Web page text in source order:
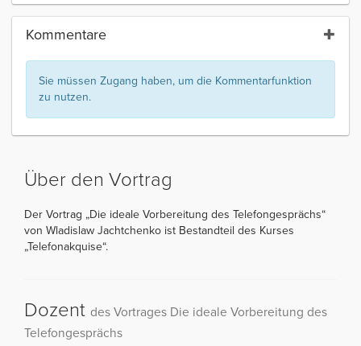
Kommentare
Sie müssen Zugang haben, um die Kommentarfunktion
zu nutzen.
Über den Vortrag
Der Vortrag „Die ideale Vorbereitung des Telefongesprächs“
von Wladislaw Jachtchenko ist Bestandteil des Kurses
„Telefonakquise“.
Dozent des Vortrages Die ideale Vorbereitung des
Telefongesprächs